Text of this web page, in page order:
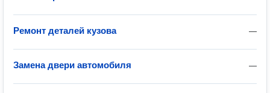
—
Ремонт деталей кузова
—
Замена двери автомобиля